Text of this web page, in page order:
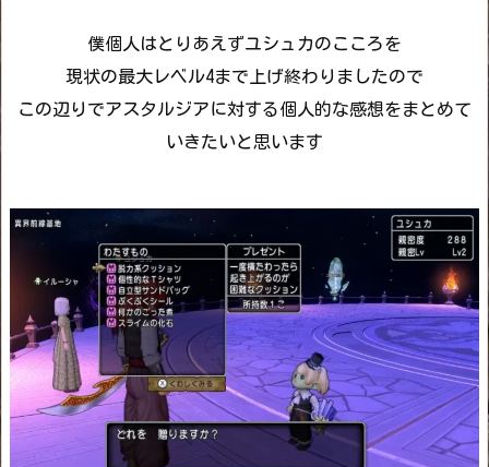
僕個人はとりあえずユシュカのこころを
現状の最大レベル4まで上げ終わりましたので
この辺りでアスタルジアに対する個人的な感想をまとめて
いきたいと思います